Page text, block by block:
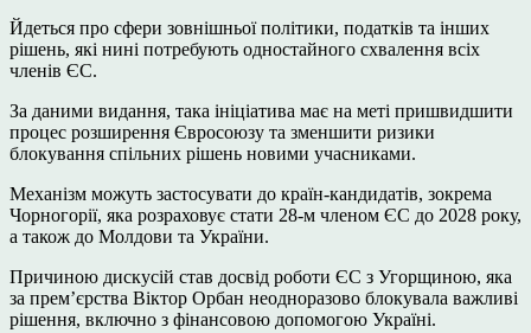
Йдеться про сфери зовнішньої політики, податків та інших
рішень, які нині потребують одностайного схвалення всіх
членів ЄС.
За даними видання, така ініціатива має на меті пришвидшити
процес розширення Євросоюзу та зменшити ризики
блокування спільних рішень новими учасниками.
Механізм можуть застосувати до країн-кандидатів, зокрема
Чорногорії, яка розраховує стати 28-м членом ЄС до 2028 року,
а також до Молдови та України.
Причиною дискусій став досвід роботи ЄС з Угорщиною, яка
за прем’єрства Віктор Орбан неодноразово блокувала важливі
рішення, включно з фінансовою допомогою Україні.